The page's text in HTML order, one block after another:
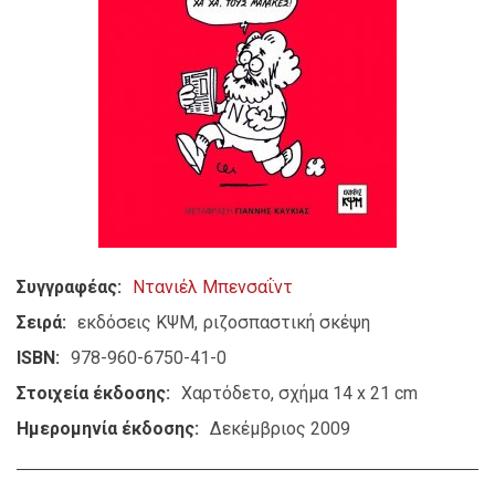
Συγγραφέας
Ντανιέλ Μπενσαΐντ
Σειρά
εκδόσεις ΚΨΜ ριζοσπαστική σκέψη
ISBN
978-960-6750-41-0
Στοιχεία έκδοσης
Χαρτόδετο, σχήμα 14 x 21 cm
Ημερομηνία έκδοσης
Δεκέμβριος 2009